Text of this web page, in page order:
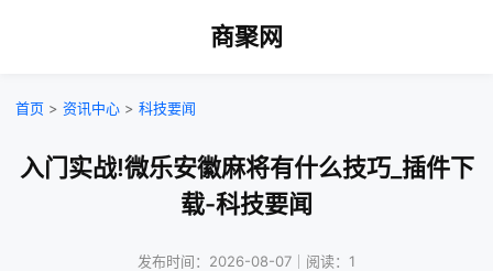
商聚网
首页 > 资讯中心 > 科技要闻
入门实战!微乐安徽麻将有什么技巧_插件下
载-科技要闻
发布时间：2026-08-07｜阅读：1